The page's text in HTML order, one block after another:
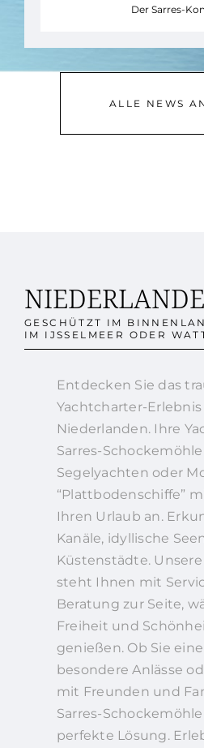
Der Sarres-
ALLE NEWS
NIEDERLANDE
GESCHÜTZT IM
IM IJSSELMEER ODER
Entdecken Sie das
Yachtcharter-
Niederlanden. Ihre
Sarres-
Segelyachten oder
“Plattbodenschiffe”
Ihren Urlaub an.
Kanäle, idyllische
Küstenstädte.
steht Ihnen mit
Beratung zur Seite,
Freiheit und
genießen. Ob Sie
besondere Anlässe
mit Freunden und
Sarres-
perfekte Lösung.